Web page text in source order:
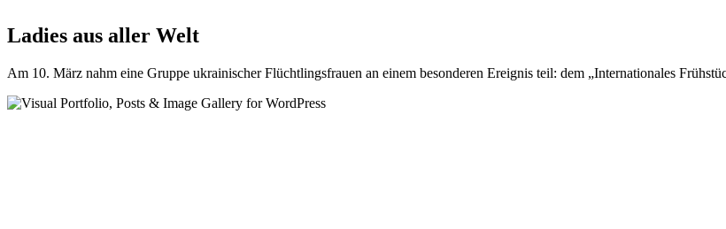
Ladies aus aller Welt
Am 10. März nahm eine Gruppe ukrainischer Flüchtlingsfrauen an einem besonderen Ereignis teil: dem „Internationales